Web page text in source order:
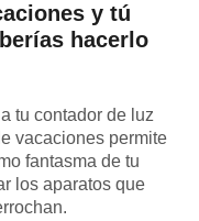
y tú
hacerlo
tu contador de luz
vacaciones permite
fantasma de tu
los aparatos que